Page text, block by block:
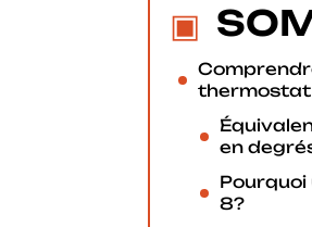
thermostat
en
8?